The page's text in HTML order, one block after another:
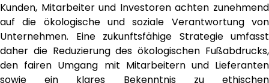
Kunden, Mitarbeiter und Investoren achten zunehmend
auf die ökologische und soziale Verantwortung von
Unternehmen. Eine zukunftsfähige Strategie umfasst
daher die Reduzierung des ökologischen Fußabdrucks,
den fairen Umgang mit Mitarbeitern und Lieferanten
sowie ein klares Bekenntnis zu ethischen